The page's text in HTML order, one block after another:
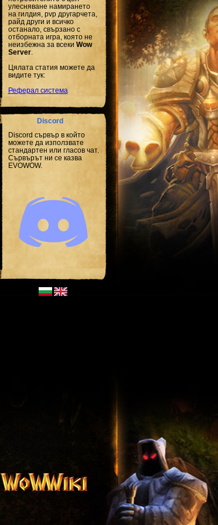
улесняване намирането
на гилдия, pvp другарчета,
райд други и всичко
останало, свързано с
отборната игра, която не
неизбежна за всеки Wow
Server.
Цялата статия можете да
видите тук:
Реферал система
Discord
Discord сървър в който
можете да използвате
стандартен или гласов чат.
Сървърът ни се казва
EVOWOW.